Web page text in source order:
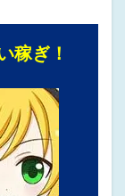
稼ぎ！